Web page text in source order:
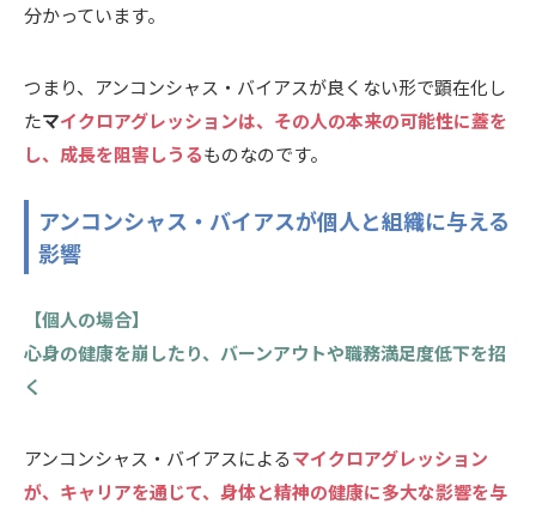
分かっています。
つまり、アンコンシャス・バイアスが良くない形で顕在化し
たマイクロアグレッションは、その人の本来の可能性に蓋を
し、成長を阻害しうるものなのです。
アンコンシャス・バイアスが個人と組織に与える
影響
【個人の場合】
心身の健康を崩したり、バーンアウトや職務満足度低下を招
く
アンコンシャス・バイアスによるマイクロアグレッション
が、キャリアを通じて、身体と精神の健康に多大な影響を与